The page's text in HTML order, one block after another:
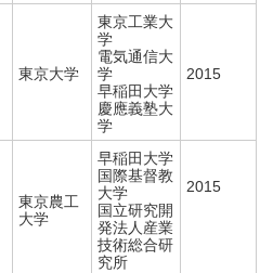
東京大学
東京工業大
学
電気通信大
学
早稲田大学
慶應義塾大
学
2015
東京農工
大学
早稲田大学
​国際基督教
大学
国立研究開
発法人産業
技術総合研
究所
2015